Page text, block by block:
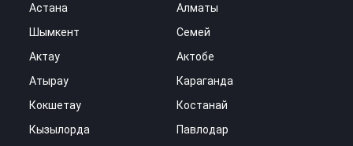
Астана
Алматы
Шымкент
Семей
Актау
Актобе
Атырау
Караганда
Кокшетау
Костанай
Кызылорда
Павлодар